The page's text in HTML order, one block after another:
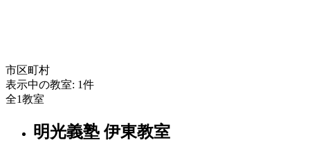
市区町村
表示中の教室: 1件
全1教室
明光義塾 伊東教室